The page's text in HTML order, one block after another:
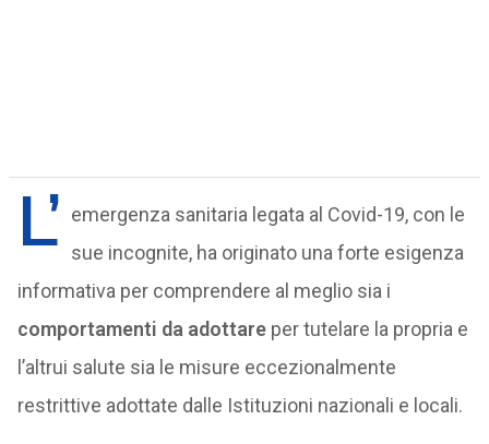
L’ emergenza sanitaria legata al Covid-19, con le
sue incognite, ha originato una forte esigenza
informativa per comprendere al meglio sia i
comportamenti da adottareper tutelare la propria e
l’altrui salute sia le misure eccezionalmente
restrittive adottate dalle Istituzioni nazionali e locali.